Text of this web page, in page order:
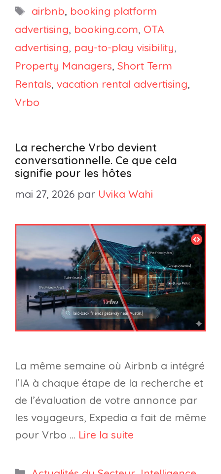
Étiquettes
airbnb, booking platform
advertising, booking.com, OTA
advertising, pay-to-play visibility,
Property Managers, Short Term
Rentals, vacation rental advertising,
Vrbo
La recherche Vrbo devient
conversationnelle. Ce que cela
signifie pour les hôtes
mai 27, 2026 par Uvika Wahi
La même semaine où Airbnb a intégré
l’IA à chaque étape de la recherche et
de l’évaluation de votre annonce par
les voyageurs, Expedia a fait de même
pour Vrbo … Lire la suite
Catégories